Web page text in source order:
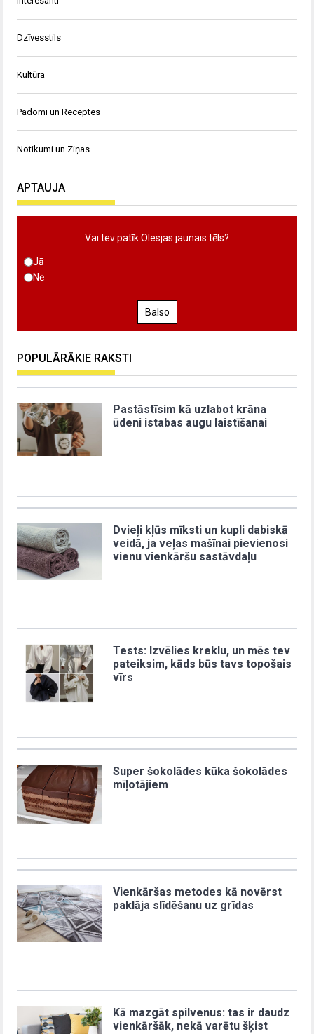
Dzīvesstils
Kultūra
Padomi un Receptes
Notikumi un Ziņas
APTAUJA
Vai tev patīk Olesjas jaunais tēls?
Jā
Nē
Balso
POPULĀRĀKIE RAKSTI
Pastāstīsim kā uzlabot krāna
ūdeni istabas augu laistīšanai
Dvieļi kļūs mīksti un kupli dabiskā
veidā, ja veļas mašīnai pievienosi
vienu vienkāršu sastāvdaļu
Tests: Izvēlies kreklu, un mēs tev
pateiksim, kāds būs tavs topošais
vīrs
Super šokolādes kūka šokolādes
mīļotājiem
Vienkāršas metodes kā novērst
paklāja slīdēšanu uz grīdas
Kā mazgāt spilvenus: tas ir daudz
vienkāršāk, nekā varētu šķist